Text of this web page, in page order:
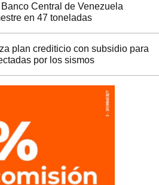
Central de Venezuela
en 47 toneladas
plan crediticio con subsidio para
por los sismos